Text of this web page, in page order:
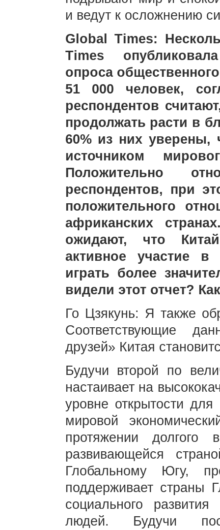
и ведут к осложнению
Global Times:
Times
опроса
51 000 человек,
респондентов
продолжать расти в
60% из них уверены,
источником
Положительно
респондентов, при
положительного
африканских
ожидают, что
активное участие
играть более
видели этот отчет?
Го Цзякунь: Я также
Соответствующие
друзей» Китая
Будучи второй по
настаивает на
уровне открытости
мировой
протяжении долгого
развивающейся
Глобальному Югу,
поддерживает страны
социального
людей. Будучи